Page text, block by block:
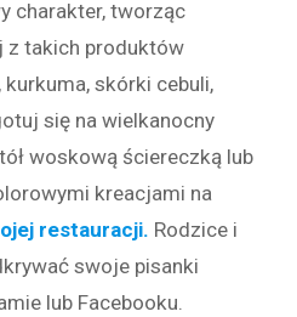
charakter, tworząc
z takich produktów
skórki cebuli,
się na wielkanocny
woskową ściereczką lub
kreacjami na
restauracji. Rodzice i
swoje pisanki
lub Facebooku.